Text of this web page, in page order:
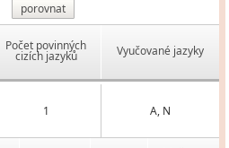
porovnat
Počet povinných
cizích jazyků Vyučované jazyky
1 A, N